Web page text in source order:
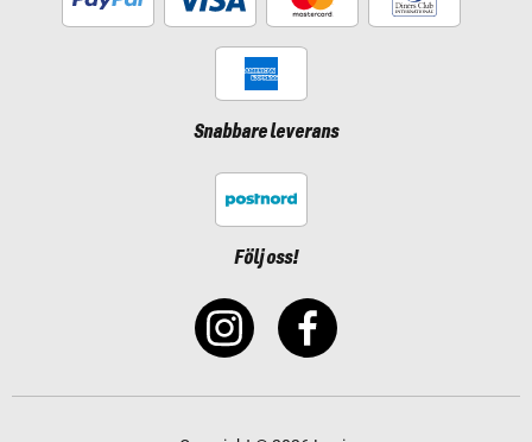
Snabbare leverans
Följ oss!